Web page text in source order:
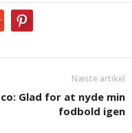
Næste artikel
Glad for at nyde min
fodbold igen